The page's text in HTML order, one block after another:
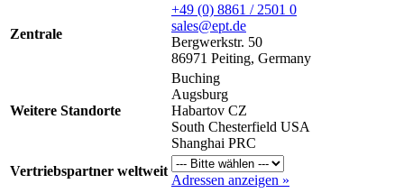
Zentrale
+49 (0) 8861 / 2501 0
sales@ept.de
Bergwerkstr. 50
86971 Peiting, Germany
Weitere Standorte
Buching
Augsburg
Habartov CZ
South Chesterfield USA
Shanghai PRC
Vertriebspartner weltweit
Adressen anzeigen »